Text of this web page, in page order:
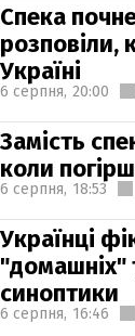
Спека
розповіли,
Україні
6 серпня, 20:00
Замість
коли
6 серпня, 18:53
Українці
"домашніх"
синоптики
6 серпня, 16:46